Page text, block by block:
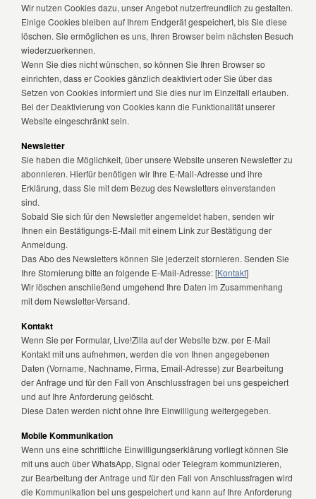
Wir nutzen Cookies dazu, unser Angebot nutzerfreundlich zu gestalten.
Einige Cookies bleiben auf Ihrem Endgerät gespeichert, bis Sie diese
löschen. Sie ermöglichen es uns, Ihren Browser beim nächsten Besuch
wiederzuerkennen.
Wenn Sie dies nicht wünschen, so können Sie Ihren Browser so
einrichten, dass er Cookies gänzlich deaktiviert oder Sie über das
Setzen von Cookies informiert und Sie dies nur im Einzelfall erlauben.
Bei der Deaktivierung von Cookies kann die Funktionalität unserer
Website eingeschränkt sein.
Newsletter
Sie haben die Möglichkeit, über unsere Website unseren Newsletter zu
abonnieren. Hierfür benötigen wir Ihre E-Mail-Adresse und ihre
Erklärung, dass Sie mit dem Bezug des Newsletters einverstanden
sind.
Sobald Sie sich für den Newsletter angemeldet haben, senden wir
Ihnen ein Bestätigungs-E-Mail mit einem Link zur Bestätigung der
Anmeldung.
Das Abo des Newsletters können Sie jederzeit stornieren. Senden Sie
Ihre Stornierung bitte an folgende E-Mail-Adresse: [Kontakt]
Wir löschen anschließend umgehend Ihre Daten im Zusammenhang
mit dem Newsletter-Versand.
Kontakt
Wenn Sie per Formular, Live!Zilla auf der Website bzw. per E-Mail
Kontakt mit uns aufnehmen, werden die von Ihnen angegebenen
Daten (Vorname, Nachname, Firma, Email-Adresse) zur Bearbeitung
der Anfrage und für den Fall von Anschlussfragen bei uns gespeichert
und auf Ihre Anforderung gelöscht.
Diese Daten werden nicht ohne Ihre Einwilligung weitergegeben.
Mobile Kommunikation
Wenn uns eine schriftliche Einwilligungserklärung vorliegt können Sie
mit uns auch über WhatsApp, Signal oder Telegram kommunizieren,
zur Bearbeitung der Anfrage und für den Fall von Anschlussfragen wird
die Kommunikation bei uns gespeichert und kann auf Ihre Anforderung